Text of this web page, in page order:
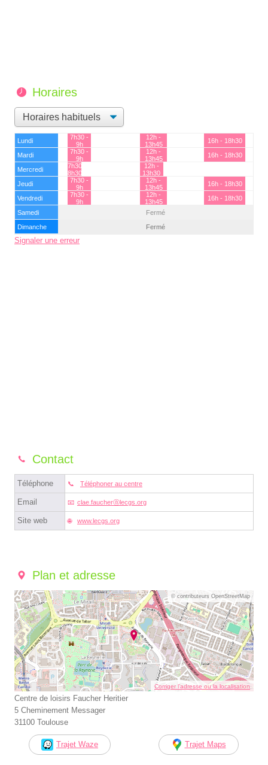
Horaires
Lundi
7h30 -
9h
12h -
13h45
16h - 18h30
Mardi
7h30 -
9h
12h -
13h45
16h - 18h30
Mercredi
7h30 -
8h30
12h -
13h30
Jeudi
7h30 -
9h
12h -
13h45
16h - 18h30
Vendredi
7h30 -
9h
12h -
13h45
16h - 18h30
Samedi
Fermé
Dimanche
Fermé
Signaler une erreur
Contact
Téléphone Téléphoner au centre
Email clae.faucherⓐlecgs.org
Site web www.lecgs.org
Plan et adresse
© contributeurs OpenStreetMap
Corriger l’adresse ou la localisation
Centre de loisirs Faucher Heritier
5 Cheminement Messager
31100 Toulouse
Trajet Waze Trajet Maps